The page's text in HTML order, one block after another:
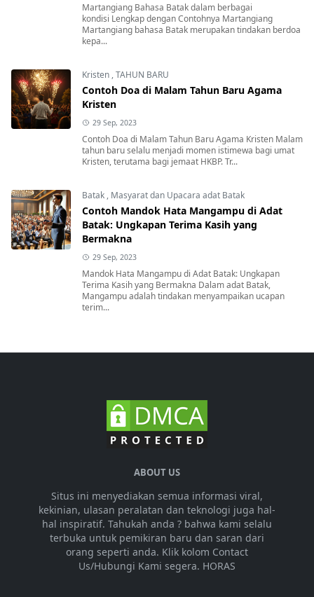
Martangiang Bahasa Batak dalam berbagai
kondisi Lengkap dengan Contohnya Martangiang
Martangiang bahasa Batak merupakan tindakan berdoa
kepa...
Kristen ,TAHUN BARU
Contoh Doa di Malam Tahun Baru Agama
Kristen
29 Sep, 2023
Contoh Doa di Malam Tahun Baru Agama Kristen Malam
tahun baru selalu menjadi momen istimewa bagi umat
Kristen, terutama bagi jemaat HKBP. Tr...
Batak , Masyarat dan Upacara adat Batak
Contoh Mandok Hata Mangampu di Adat
Batak: Ungkapan Terima Kasih yang
Bermakna
29 Sep, 2023
Mandok Hata Mangampu di Adat Batak: Ungkapan
Terima Kasih yang Bermakna Dalam adat Batak,
Mangampu adalah tindakan menyampaikan ucapan
terim...
ABOUT US
Situs ini menyediakan semua informasi viral,
kekinian, ulasan peralatan dan teknologi juga hal-
hal inspiratif. Tahukah anda ? bahwa kami selalu
terbuka untuk pemikiran baru dan saran dari
orang seperti anda. Klik kolom Contact
Us/Hubungi Kami segera. HORAS